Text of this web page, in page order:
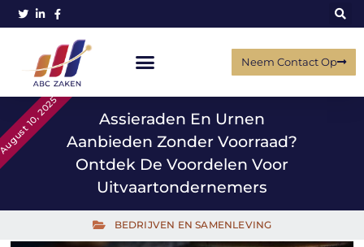
Neem Contact Op
Assieraden En Urnen
Aanbieden Zonder Voorraad?
Ontdek De Voordelen Voor
Uitvaartondernemers
10, 2025
BEDRIJVEN EN SAMENLEVING